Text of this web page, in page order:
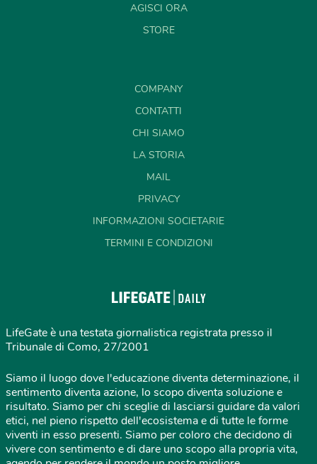
AGISCI ORA
STORE
COMPANY
CONTATTI
CHI SIAMO
LA STORIA
MAIL
PRIVACY
INFORMAZIONI SOCIETARIE
TERMINI E CONDIZIONI
LifeGate è una testata giornalistica registrata presso il
Tribunale di Como, 27/2001
Siamo il luogo dove l'educazione diventa determinazione, il
sentimento diventa azione, lo scopo diventa soluzione e
risultato. Siamo per chi sceglie di lasciarsi guidare da valori
etici, nel pieno rispetto dell'ecosistema e di tutte le forme
viventi in esso presenti. Siamo per coloro che decidono di
vivere con sentimento e di dare uno scopo alla propria vita,